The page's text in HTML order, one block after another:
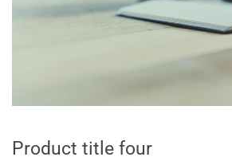
Product title four